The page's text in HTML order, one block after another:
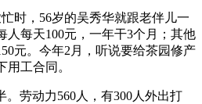
时，56岁的吴秀华就跟老伴儿一
人每天100元，一年干3个月；其他
元。今年2月，听说要给茶园修产
工合同。
。劳动力560人，有300人外出打